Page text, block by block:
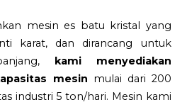
mesin es batu kristal yang
karat, dan dirancang untuk
kami menyediakan
mesin mulai dari 200
industri 5 ton/hari. Mesin kami